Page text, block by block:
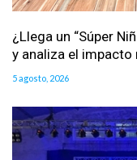
¿Llega un “Súper
y analiza el impacto
5 agosto, 2026